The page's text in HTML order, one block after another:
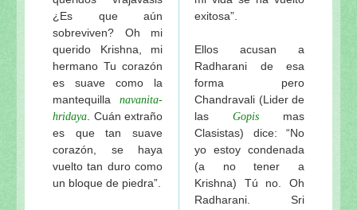
¿Es que aún
sobreviven? Oh mi
querido Krishna, mi
hermano Tu corazón
es suave como la
mantequilla navanita-
hridaya . Cuán extraño
es que tan suave
corazón, se haya
vuelto tan duro como
un bloque de piedra”.
exitosa”.
Ellos acusan a
Radharani de esa
forma pero
Chandravali (Lider de
las Gopis mas
Clasistas) dice: “No
yo estoy condenada
(a no tener a
Krishna) Tú no. Oh
Radharani. Sri